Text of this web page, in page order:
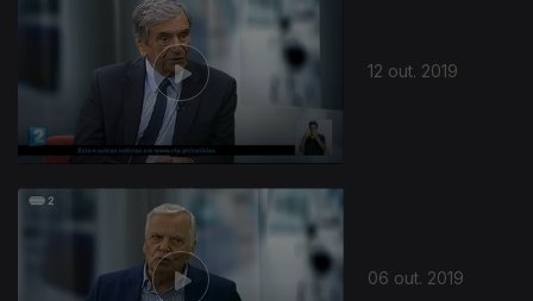
12 out. 2019
06 out. 2019
431593